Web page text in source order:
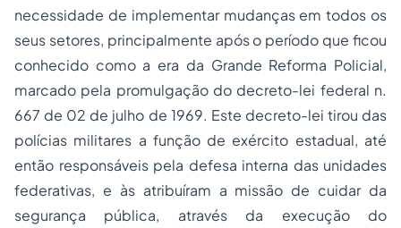
necessidade de implementar mudanças em todos os
seus setores, principalmente após o período que ficou
conhecido como a era da Grande Reforma Policial,
marcado pela promulgação do decreto-lei federal n.
667 de 02 de julho de 1969. Este decreto-lei tirou das
polícias militares a função de exército estadual, até
então responsáveis pela defesa interna das unidades
federativas, e às atribuíram a missão de cuidar da
segurança pública, através da execução do